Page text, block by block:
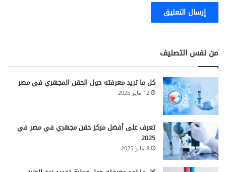
من نفس التصنيف
كل ما تريد معرفته حول الحقن المجهري في مصر
12 مايو 2025
تعرف على أفضل مركز حقن مجهري في مصر في
2025
8 مايو 2025